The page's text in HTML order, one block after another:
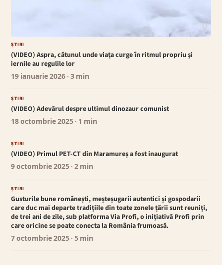
ȘTIRI
(VIDEO) Aspra, cătunul unde viața curge în ritmul propriu și
iernile au regulile lor
19 ianuarie 2026 · 3 min
ȘTIRI
(VIDEO) Adevărul despre ultimul dinozaur comunist
18 octombrie 2025 · 1 min
ȘTIRI
(VIDEO) Primul PET-CT din Maramureș a fost inaugurat
9 octombrie 2025 · 2 min
ȘTIRI
Gusturile bune românești, meșteșugarii autentici și gospodarii
care duc mai departe tradițiile din toate zonele țării sunt reuniți,
de trei ani de zile, sub platforma Via Profi, o inițiativă Profi prin
care oricine se poate conecta la România frumoasă.
7 octombrie 2025 · 5 min